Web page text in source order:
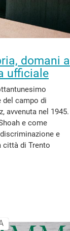
domani a
ufficiale
del campo di
avvenuta nel 1945.
e come
e
città di Trento